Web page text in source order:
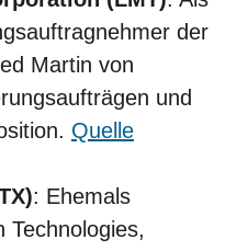
der
Martin von
und
Quelle
: Ehemals
Technologies,